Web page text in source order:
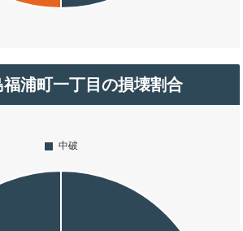
浦町一丁目の損壊割合